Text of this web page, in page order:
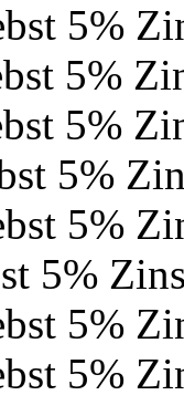
5%
5%
5%
5%
5%
5%
5%
5%